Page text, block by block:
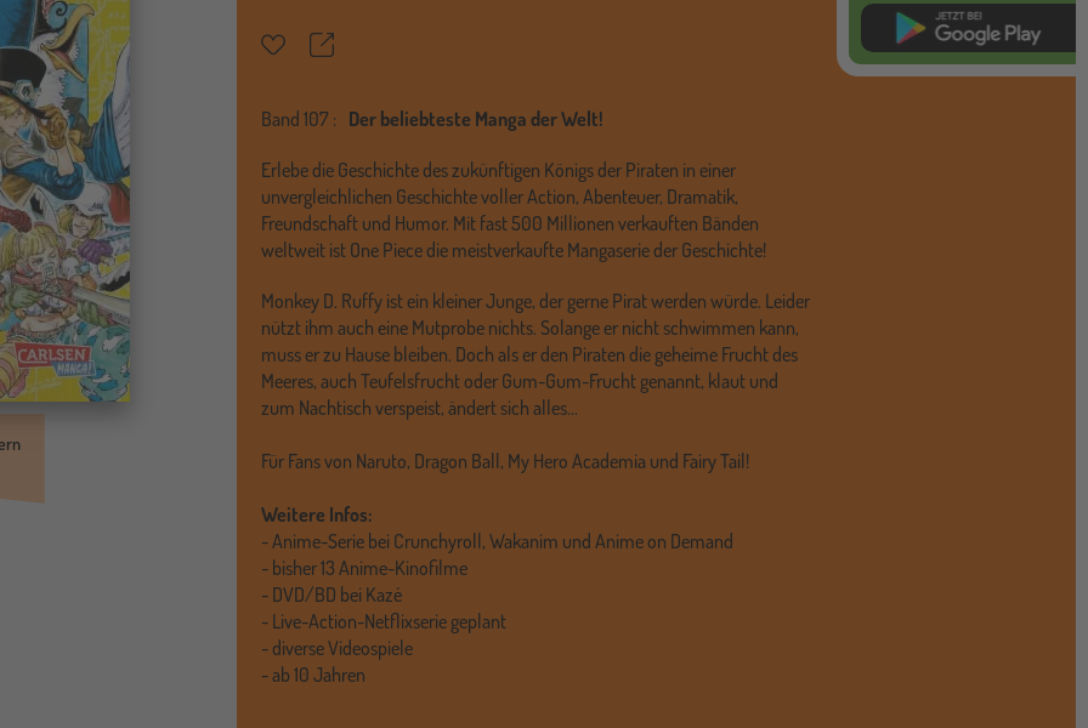
MerkzettelTeilen
Band 107 : Der beliebteste Manga der Welt!
Erlebe die Geschichte des zukünftigen Königs der Piraten in einer
unvergleichlichen Geschichte voller Action, Abenteuer, Dramatik,
Freundschaft und Humor. Mit fast 500 Millionen verkauften Bänden
weltweit ist One Piece die meistverkaufte Mangaserie der Geschichte!
Monkey D. Ruffy ist ein kleiner Junge, der gerne Pirat werden würde. Leider
nützt ihm auch eine Mutprobe nichts. Solange er nicht schwimmen kann,
muss er zu Hause bleiben. Doch als er den Piraten die geheime Frucht des
Meeres, auch Teufelsfrucht oder Gum-Gum-Frucht genannt, klaut und
zum Nachtisch verspeist, ändert sich alles...
Für Fans von Naruto, Dragon Ball, My Hero Academia und Fairy Tail!
Weitere Infos:
- Anime-Serie bei Crunchyroll, Wakanim und Anime on Demand
- bisher 13 Anime-Kinofilme
- DVD/BD bei Kazé
- Live-Action-Netflixserie geplant
- diverse Videospiele
- ab 10 Jahren
google